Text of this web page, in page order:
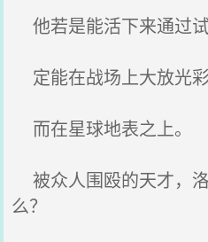
他若是能活下来通过
定能在战场上大放光彩
而在星球地表之上。
被众人围殴的天才，
么？